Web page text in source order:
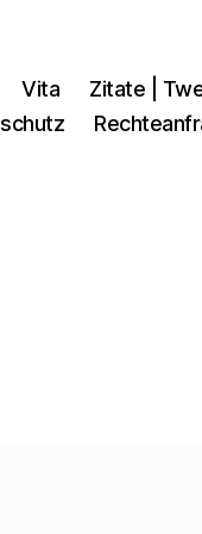
Vita
Zitate |